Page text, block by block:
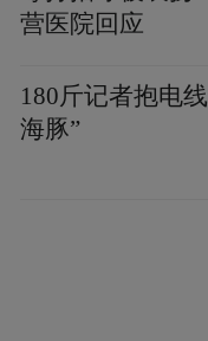
亚将成为中国游
注意做好疫情
调，各地要认
营医院回应
180斤记者抱电
海豚”